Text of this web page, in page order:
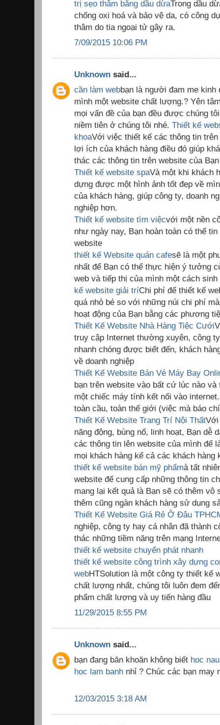
trị sẹo thâm bằng dầu dừaTrong dầu
chống oxi hoá và bảo vệ da, có công
thâm do tia ngoại tử gây ra.
7/09/2015 10:06 PM
Unknown said...
cần làm webbạn là người đam me kinh
mình một website chất lượng.? Yên
mọi vấn đề của bạn đều được chúng
niềm tiên ở chúng tôi nhé. Thiết kế
khoaVới việc thiết kế các thông tin
lợi ích của khách hàng điều đó giúp
thác các thông tin trên website của Bạn
Thiết kế website spaVà một khi khách
dựng được một hình ảnh tốt đẹp về
của khách hàng, giúp công ty, doanh
nghiệp hơn.
Thiết kế website tìm việcvới một nền
như ngày nay, Bạn hoàn toàn có thể
website
thiết kế Website quán cafesẽ là một
nhất để Bạn có thể thực hiện ý tưởng
web và tiếp thị của mình một cách
kế website giải tríChi phí để thiết kế
quá nhỏ bé so với những núi chi phí
hoạt động của Bạn bằng các phương
Thiết Kế Website Nhà Hàng Tiệc Cưới
truy cập Internet thường xuyên, công
nhanh chóng được biết đến, khách
về doanh nghiệp
Thiết Kế Website Bán Vé Máy Bay
bạn trên website vào bất cứ lúc nào
một chiếc máy tính kết nối vào
toàn cầu, toàn thế giới (việc mà báo
Thiết Kế Website Trang Trí Nội ThấtVới
năng động, bùng nổ, linh hoạt, Bạn dễ
các thông tin lên website của mình để
mọi khách hàng kể cả các khách hàng
thiết kế website bán mỹ phẩmà tất
website để cung cấp những thông tin
mang lại kết quả là Bạn sẽ có thêm vô
thêm cũng ngàn khách hàng sử dụng
Thiết Kế Website Giá Rẻ Ở Đâu
nghiệp, công ty hay cá nhân đã thành
thác những tiềm năng trên mạng
thiết kế website chuyển phát nhanh
thiết kế website công trình xây dựng
webHTSolution là một công ty thiết kế
chất lượng nhất, chúng tôi luôn đem
phẩm chất lượng và uy tiến hàng đầu
11/29/2015 8:55 PM
Unknown said...
bạn đang băn khoăn không biết hoc
hoc lam banh nhỉ ? Chúc các bạn may
12/03/2015 3:18 AM